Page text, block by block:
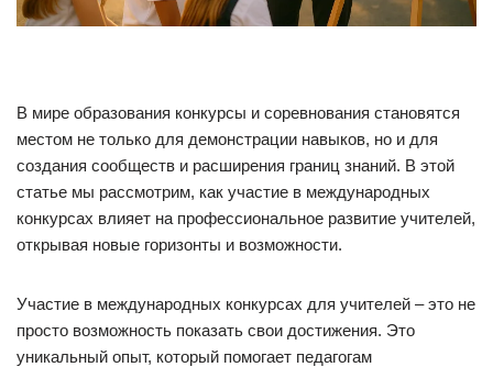
В мире образования конкурсы и соревнования становятся
местом не только для демонстрации навыков, но и для
создания сообществ и расширения границ знаний. В этой
статье мы рассмотрим, как участие в международных
конкурсах влияет на профессиональное развитие учителей,
открывая новые горизонты и возможности.
Участие в международных конкурсах для учителей – это не
просто возможность показать свои достижения. Это
уникальный опыт, который помогает педагогам